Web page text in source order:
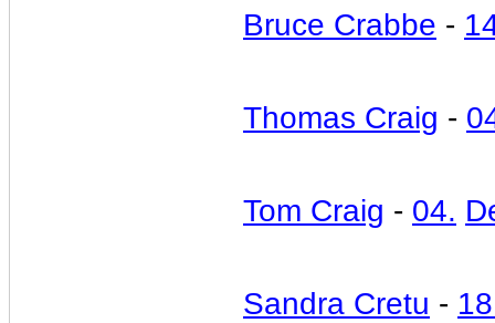
Bruce Crabbe -
Thomas Craig -
Tom Craig - 04.
Sandra Cretu -